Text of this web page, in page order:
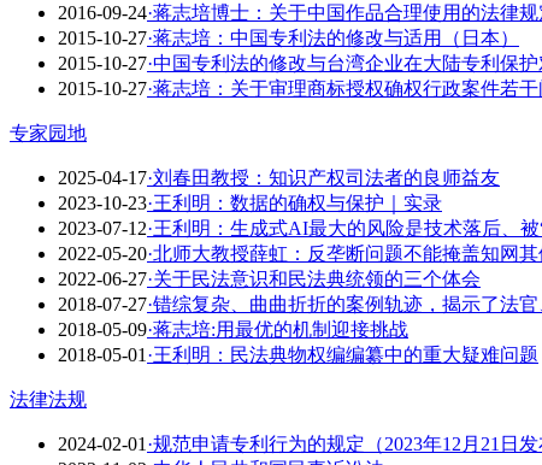
2016-09-24·蒋志培博士：关于中国作品合理使用的法律
2015-10-27·蒋志培：中国专利法的修改与适用（日本）
2015-10-27·中国专利法的修改与台湾企业在大陆专利保
2015-10-27·蒋志培：关于审理商标授权确权行政案件若
专家园地
2025-04-17·刘春田教授：知识产权司法者的良师益友
2023-10-23·​王利明：数据的确权与保护｜实录
2023-07-12·王利明：生成式AI最大的风险是技术落后、被
2022-05-20·北师大教授薛虹：反垄断问题不能掩盖知网
2022-06-27·关于民法意识和民法典统领的三个体会
2018-07-27·错综复杂、曲曲折折的案例轨迹，揭示了法
2018-05-09·蒋志培:用最优的机制迎接挑战
2018-05-01 ·王利明：民法典物权编编纂中的重大疑难问题
法律法规
2024-02-01 ·规范申请专利行为的规定（2023年12月21日发